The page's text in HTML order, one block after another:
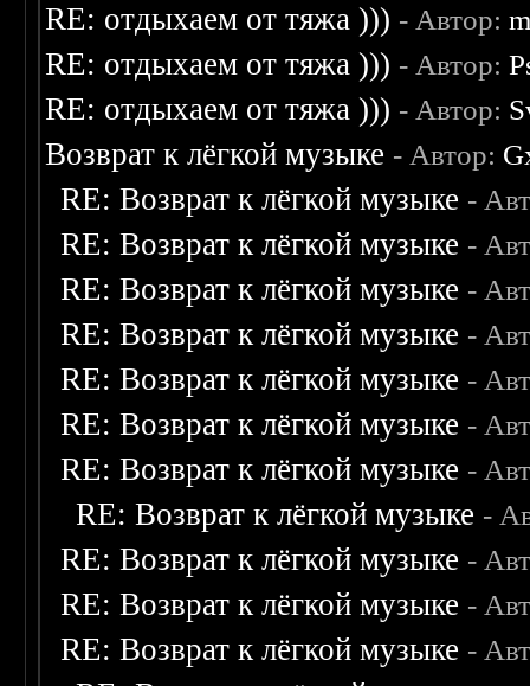
RE: отдыхаем от тяжа ))) - Автор:
RE: отдыхаем от тяжа ))) - Автор:
RE: отдыхаем от тяжа ))) - Автор:
Возврат к лёгкой музыке - Автор:
RE: Возврат к лёгкой музыке -
RE: Возврат к лёгкой музыке -
RE: Возврат к лёгкой музыке -
RE: Возврат к лёгкой музыке -
RE: Возврат к лёгкой музыке -
RE: Возврат к лёгкой музыке -
RE: Возврат к лёгкой музыке -
RE: Возврат к лёгкой музыке -
RE: Возврат к лёгкой музыке -
RE: Возврат к лёгкой музыке -
RE: Возврат к лёгкой музыке -